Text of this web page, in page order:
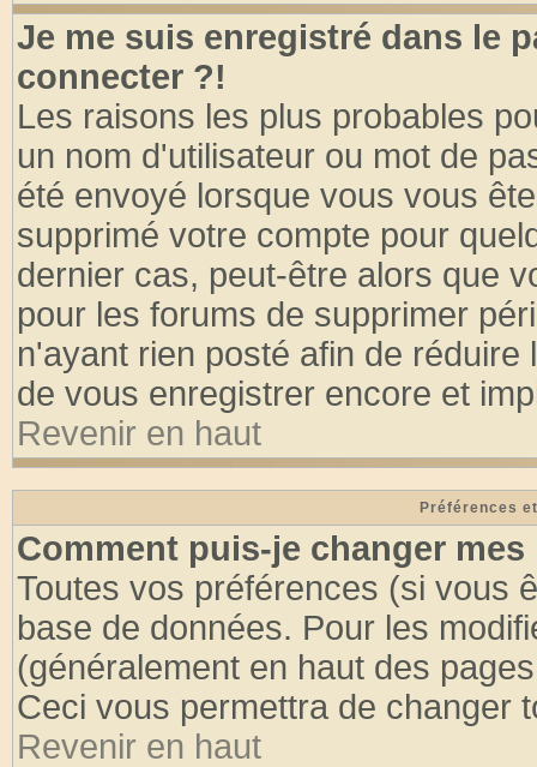
Je me suis enregistré dans le
connecter ?!
Les raisons les plus probables
un nom d'utilisateur ou mot de
été envoyé lorsque vous vous
supprimé votre compte pour
dernier cas, peut-être alors que
pour les forums de supprimer
n'ayant rien posté afin de
de vous enregistrer encore et
Revenir en haut
Préférences
Comment puis-je changer mes
Toutes vos préférences (si vous
base de données. Pour les
(généralement en haut des
Ceci vous permettra de changer
Revenir en haut